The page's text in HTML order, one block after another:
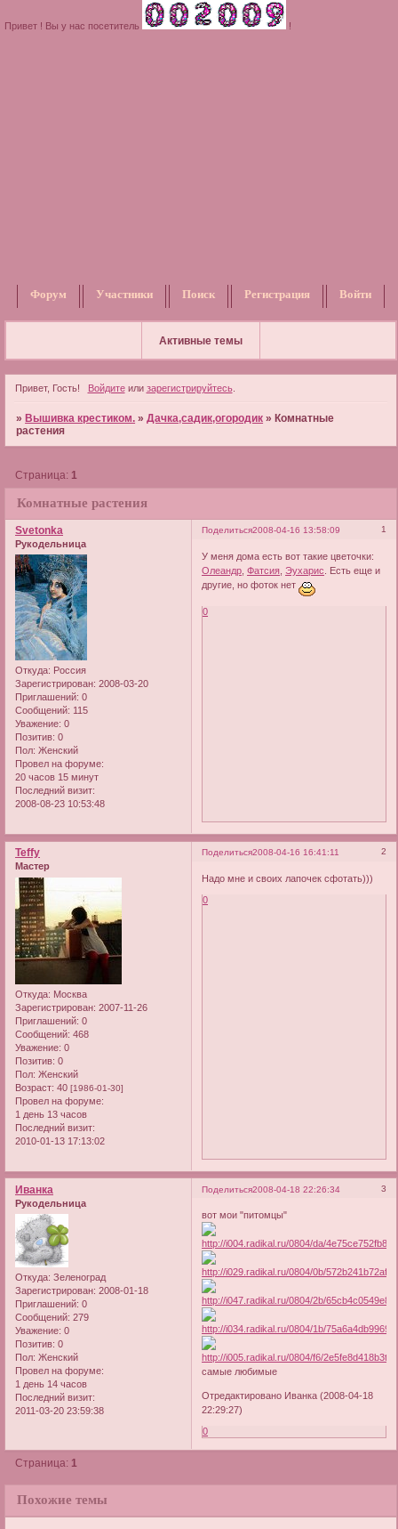
Привет ! Вы у нас посетитель !
Форум Участники Поиск Регистрация Войти
Активные темы
Привет, Гость! Войдитеили зарегистрируйтесь.
»Вышивка крестиком. »Дачка,садик,огородик »Комнатные
растения
Комнатные растения
Страница: 1
Поделиться 1
2008-04-16 13:58:09
Svetonka
Рукодельница
Откуда: Россия
Зарегистрирован: 2008-03-20
Приглашений: 0
Сообщений: 115
Уважение: 0
Позитив: 0
Пол: Женский
Провел на форуме:
20 часов 15 минут
Последний визит:
2008-08-23 10:53:48
У меня дома есть вот такие цветочки:
Олеандр ,Фатсия ,Эухарис . Есть еще и
другие, но фоток нет
0
Поделиться 2
2008-04-16 16:41:11
Teffy
Мастер
Откуда: Москва
Зарегистрирован: 2007-11-26
Приглашений: 0
Сообщений: 468
Уважение: 0
Позитив: 0
Пол: Женский
Возраст: 40 [1986-01-30]
Провел на форуме:
1 день 13 часов
Последний визит:
2010-01-13 17:13:02
Надо мне и своих лапочек сфотать)))
0
Поделиться 3
2008-04-18 22:26:34
Иванка
Рукодельница
Откуда: Зеленоград
Зарегистрирован: 2008-01-18
Приглашений: 0
Сообщений: 279
Уважение: 0
Позитив: 0
Пол: Женский
Провел на форуме:
1 день 14 часов
Последний визит:
2011-03-20 23:59:38
вот мои "питомцы"
самые любимые
Отредактировано Иванка (2008-04-18
22:29:27)
0
Страница: 1
Похожие темы